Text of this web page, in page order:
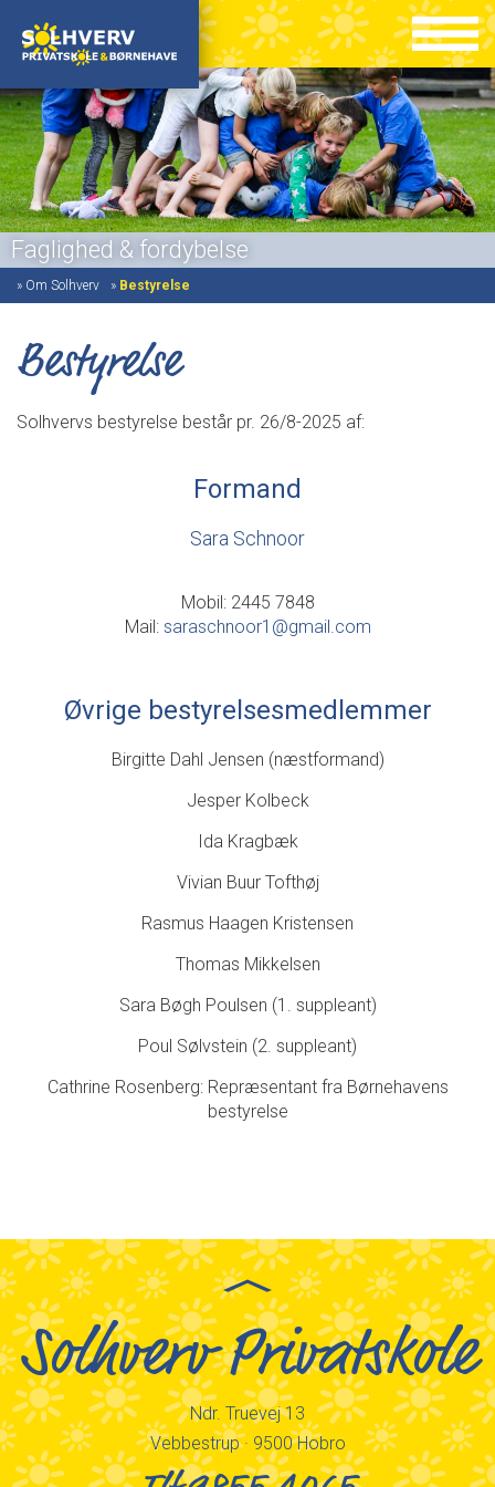
Faglighed & fordybelse
» Om Solhverv » Bestyrelse
Bestyrelse
Solhvervs bestyrelse består pr. 26/8-2025 af:
Formand
Sara Schnoor
Mobil: 2445 7848
Mail: saraschnoor1@gmail.com
Øvrige bestyrelsesmedlemmer
Birgitte Dahl Jensen (næstformand)
Jesper Kolbeck
Ida Kragbæk
Vivian Buur Tofthøj
Rasmus Haagen Kristensen
Thomas Mikkelsen
Sara Bøgh Poulsen (1. suppleant)
Poul Sølvstein (2. suppleant)
Cathrine Rosenberg: Repræsentant fra Børnehavens
bestyrelse
Solhverv Privatskole
Ndr. Truevej 13
Vebbestrup · 9500 Hobro